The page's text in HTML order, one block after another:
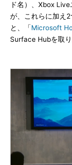
ド名）、Xbox
が、これらに加え
と、「Microsoft
Surface Hubを取り